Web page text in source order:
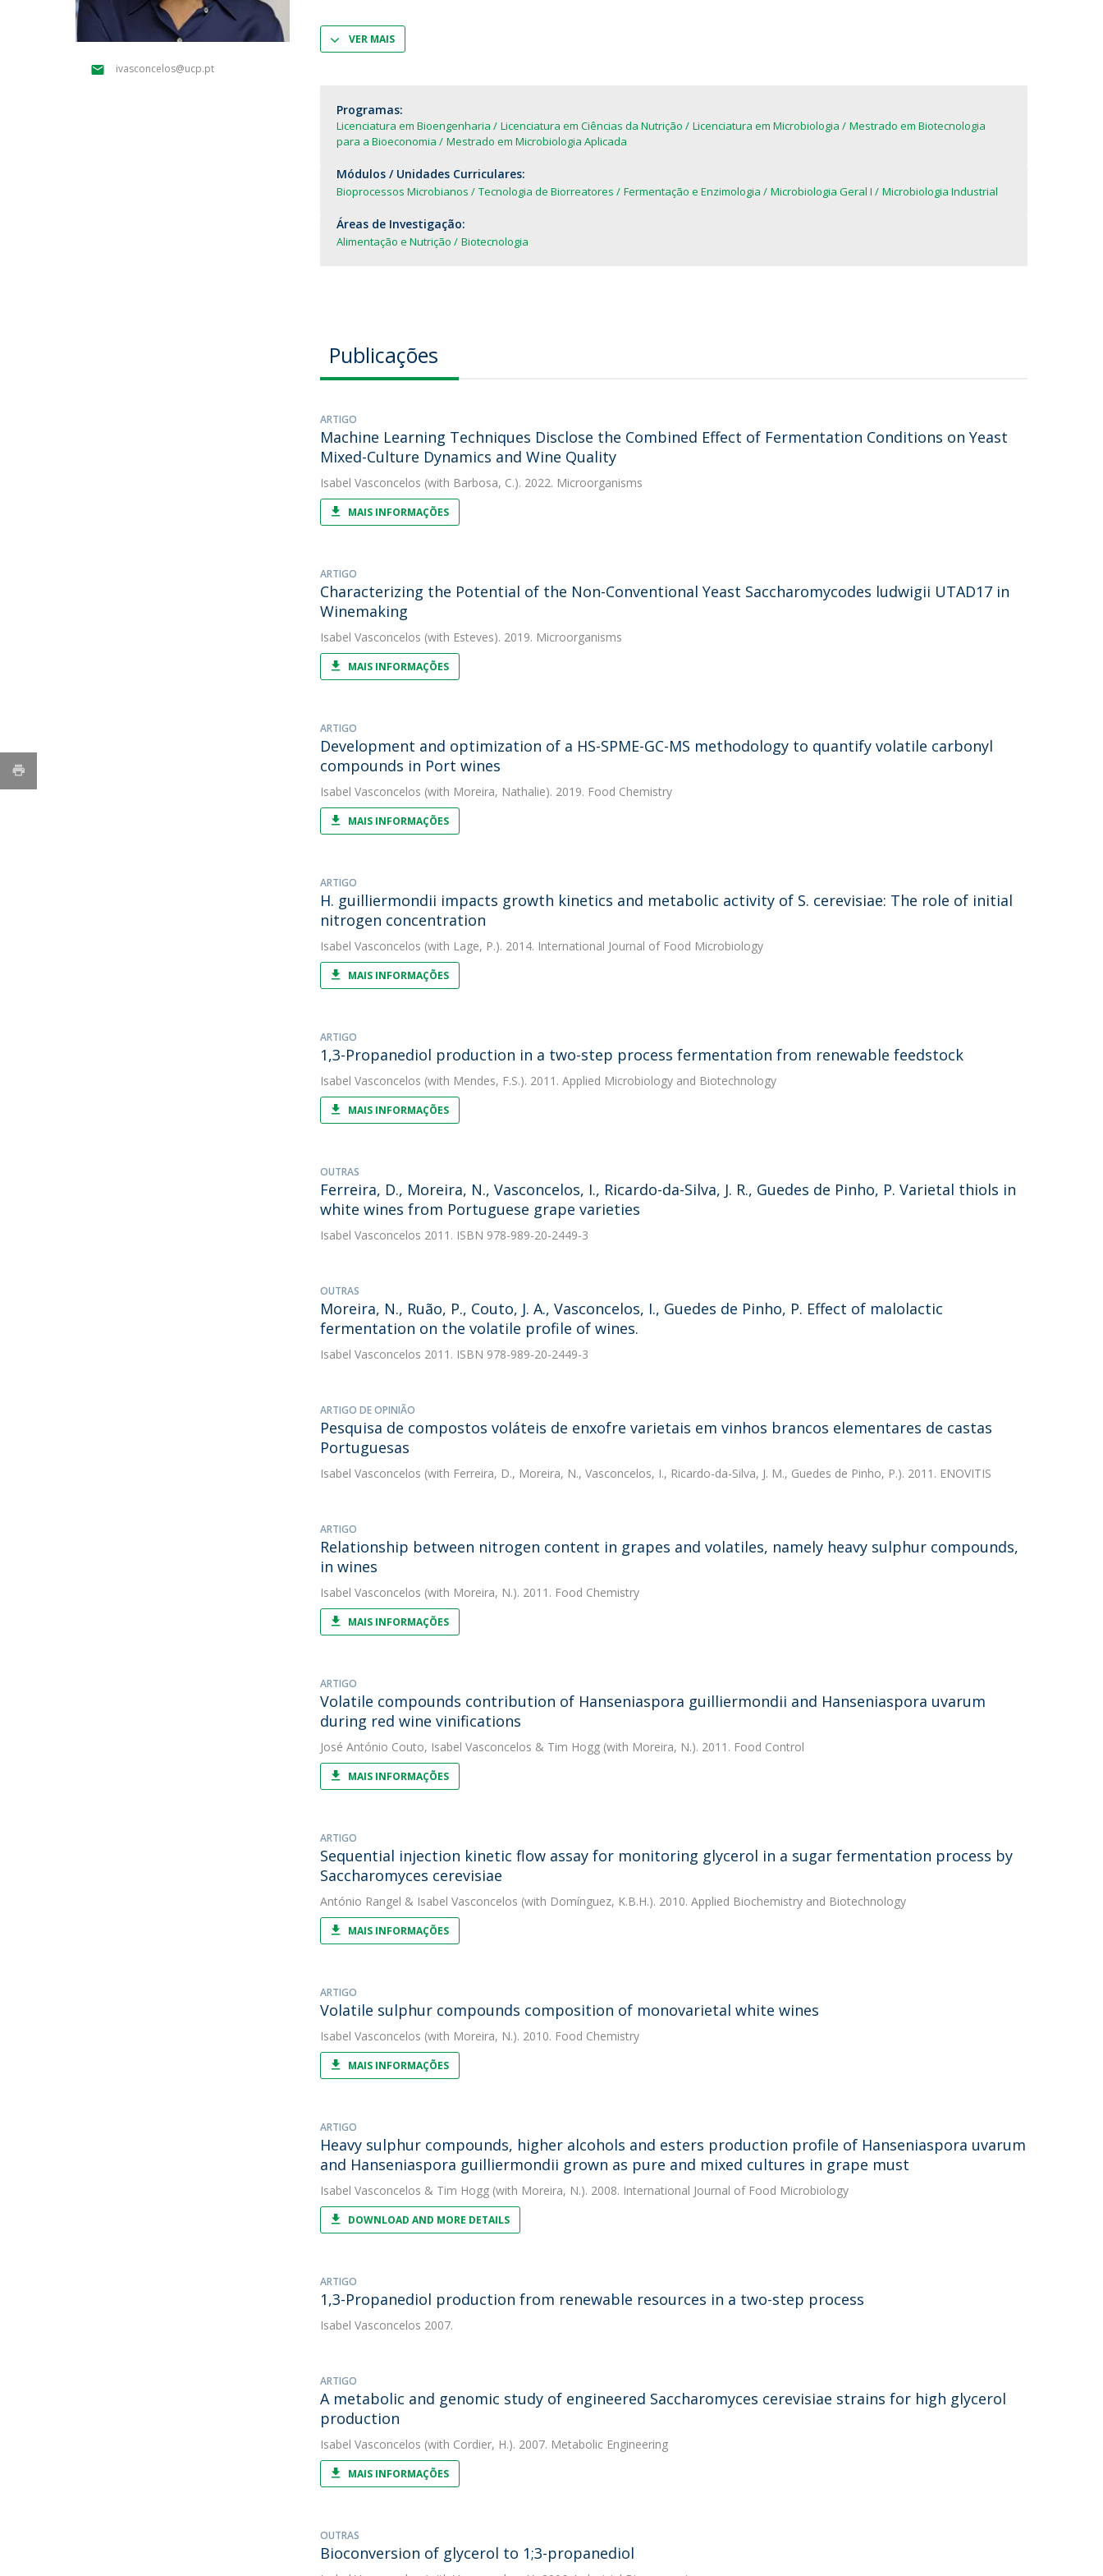
Formação Avançada
Parcerias Estratégicas
Iniciativas Nacionais
Candidaturas
Teen Academy
Bio & Tec: Cientista por um dia
Jornadas de Biotecnologia
Laboratório Nacional de Referência para Materiais &
CINATE - Laboratório de Análises e Ensaios a Alimentos
e Embalagens
ivasconcelos@ucp.pt
VER MAIS
Programas:
Licenciatura em Bioengenharia Licenciatura em Ciências da Nutrição Licenciatura em Microbiologia
Mestrado em Biotecnologia
para a Bioeconomia
Mestrado em Microbiologia Aplicada
Módulos / Unidades Curriculares:
Bioprocessos Microbianos Tecnologia de Biorreatores Fermentação e Enzimologia Microbiologia Geral I Microbiologia Industrial
Áreas de Investigação:
Alimentação e Nutrição Biotecnologia
Publicações
ARTIGO
Machine Learning Techniques Disclose the Combined Effect of Fermentation Conditions on Yeast
Mixed-Culture Dynamics and Wine Quality
Isabel Vasconcelos (with Barbosa, C.). 2022. Microorganisms
MAIS INFORMAÇÕES
ARTIGO
Characterizing the Potential of the Non-Conventional Yeast Saccharomycodes ludwigii UTAD17 in
Winemaking
Isabel Vasconcelos (with Esteves). 2019. Microorganisms
MAIS INFORMAÇÕES
ARTIGO
Development and optimization of a HS-SPME-GC-MS methodology to quantify volatile carbonyl
compounds in Port wines
Isabel Vasconcelos (with Moreira, Nathalie). 2019. Food Chemistry
MAIS INFORMAÇÕES
ARTIGO
H. guilliermondii impacts growth kinetics and metabolic activity of S. cerevisiae: The role of initial
nitrogen concentration
Isabel Vasconcelos (with Lage, P.). 2014. International Journal of Food Microbiology
MAIS INFORMAÇÕES
ARTIGO
1,3-Propanediol production in a two-step process fermentation from renewable feedstock
Isabel Vasconcelos (with Mendes, F.S.). 2011. Applied Microbiology and Biotechnology
MAIS INFORMAÇÕES
OUTRAS
Ferreira, D., Moreira, N., Vasconcelos, I., Ricardo-da-Silva, J. R., Guedes de Pinho, P. Varietal thiols in
white wines from Portuguese grape varieties
Isabel Vasconcelos 2011. ISBN 978-989-20-2449-3
OUTRAS
Moreira, N., Ruão, P., Couto, J. A., Vasconcelos, I., Guedes de Pinho, P. Effect of malolactic
fermentation on the volatile profile of wines.
Isabel Vasconcelos 2011. ISBN 978-989-20-2449-3
ARTIGO DE OPINIÃO
Pesquisa de compostos voláteis de enxofre varietais em vinhos brancos elementares de castas
Portuguesas
Isabel Vasconcelos (with Ferreira, D., Moreira, N., Vasconcelos, I., Ricardo-da-Silva, J. M., Guedes de Pinho, P.). 2011. ENOVITIS
ARTIGO
Relationship between nitrogen content in grapes and volatiles, namely heavy sulphur compounds,
in wines
Isabel Vasconcelos (with Moreira, N.). 2011. Food Chemistry
MAIS INFORMAÇÕES
ARTIGO
Volatile compounds contribution of Hanseniaspora guilliermondii and Hanseniaspora uvarum
during red wine vinifications
José António Couto, Isabel Vasconcelos & Tim Hogg(with Moreira, N.). 2011. Food Control
MAIS INFORMAÇÕES
ARTIGO
Sequential injection kinetic flow assay for monitoring glycerol in a sugar fermentation process by
Saccharomyces cerevisiae
António Rangel & Isabel Vasconcelos (with Domínguez, K.B.H.). 2010. Applied Biochemistry and Biotechnology
MAIS INFORMAÇÕES
ARTIGO
Volatile sulphur compounds composition of monovarietal white wines
Isabel Vasconcelos (with Moreira, N.). 2010. Food Chemistry
MAIS INFORMAÇÕES
ARTIGO
Heavy sulphur compounds, higher alcohols and esters production profile of Hanseniaspora uvarum
and Hanseniaspora guilliermondii grown as pure and mixed cultures in grape must
Isabel Vasconcelos & Tim Hogg(with Moreira, N.). 2008. International Journal of Food Microbiology
DOWNLOAD AND MORE DETAILS
ARTIGO
1,3-Propanediol production from renewable resources in a two-step process
Isabel Vasconcelos 2007.
ARTIGO
A metabolic and genomic study of engineered Saccharomyces cerevisiae strains for high glycerol
production
Isabel Vasconcelos (with Cordier, H.). 2007. Metabolic Engineering
MAIS INFORMAÇÕES
OUTRAS
Bioconversion of glycerol to 1;3-propanediol